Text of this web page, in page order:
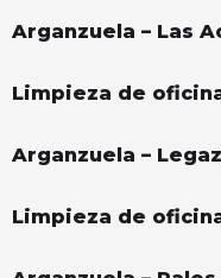
Arganzuela – Las
Limpieza de
Arganzuela –
Limpieza de